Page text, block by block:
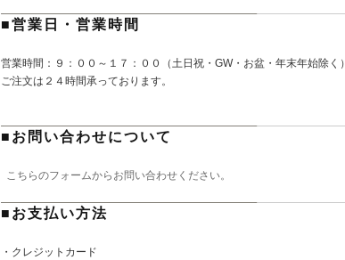
■営業日・営業時間
営業時間：９：００～１７：００（土日祝・GW・お盆・年末年始除く）
ご注文は２４時間承っております。
■お問い合わせについて
こちらのフォームからお問い合わせください。
■お支払い方法
・クレジットカード